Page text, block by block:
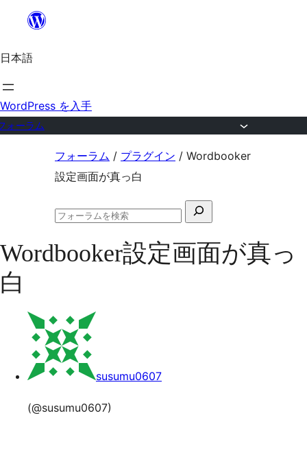
を
ス
キ
ッ
日本語
WordPress を入手
ォーラム
へ
ス
フォーラム / プラグイン / Wordbooker
設定画面が真っ白
検
対
フ
ー
ラ
Wordbooker設定画面が真っ
白
susumu0607
(@susumu0607)